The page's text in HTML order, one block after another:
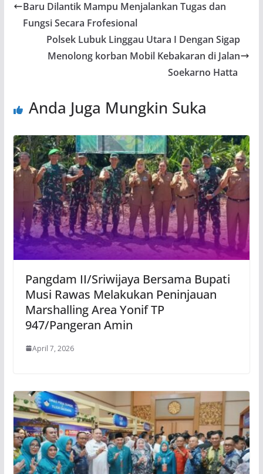
Baru Dilantik Mampu Menjalankan Tugas dan
Fungsi Secara Frofesional
Polsek Lubuk Linggau Utara I Dengan Sigap
Menolong korban Mobil Kebakaran di Jalan
Soekarno Hatta
Anda Juga Mungkin Suka
Pangdam II/Sriwijaya Bersama Bupati
Musi Rawas Melakukan Peninjauan
Marshalling Area Yonif TP
947/Pangeran Amin
April 7, 2026